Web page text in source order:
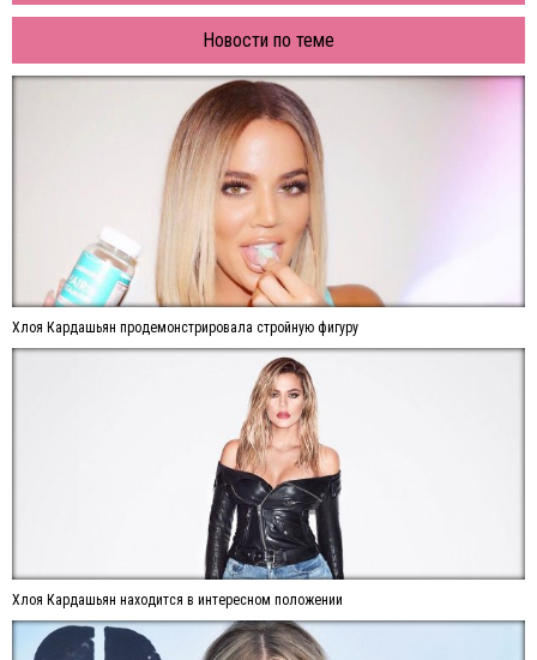
Новости по теме
Хлоя Кардашьян продемонстрировала стройную фигуру
Хлоя Кардашьян находится в интересном положении